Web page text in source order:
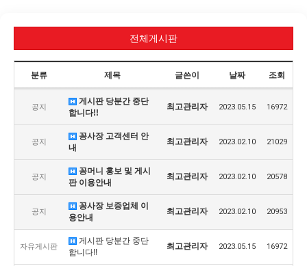
전체게시판
분류 제목 글쓴이 날짜 조회
공지
게시판 당분간 중단
합니다!!
최고관리자 2023.05.15 16972
공지
꽁사장 고객센터 안
내
최고관리자 2023.02.10 21029
공지
꽁머니 홍보 및 게시
판 이용안내
최고관리자 2023.02.10 20578
공지
꽁사장 보증업체 이
용안내
최고관리자 2023.02.10 20953
자유게시판
게시판 당분간 중단
합니다!!
최고관리자 2023.05.15 16972